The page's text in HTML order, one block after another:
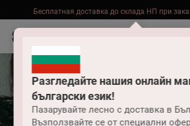
Разгледайте нашия онлайн
български език!
Пазарувайте лесно с доставка в
Възползвайте се от специални
Оператори працюють пн-пт 9-18
Бесплатная доставка до склада НП при